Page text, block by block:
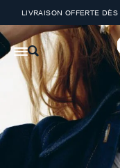
LIVRAISON OFFERTE